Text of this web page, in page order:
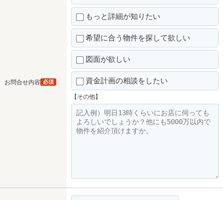
お問合せ内容 必須
もっと詳細が知りたい
希望に合う物件を探して欲しい
図面が欲しい
資金計画の相談をしたい
【その他】